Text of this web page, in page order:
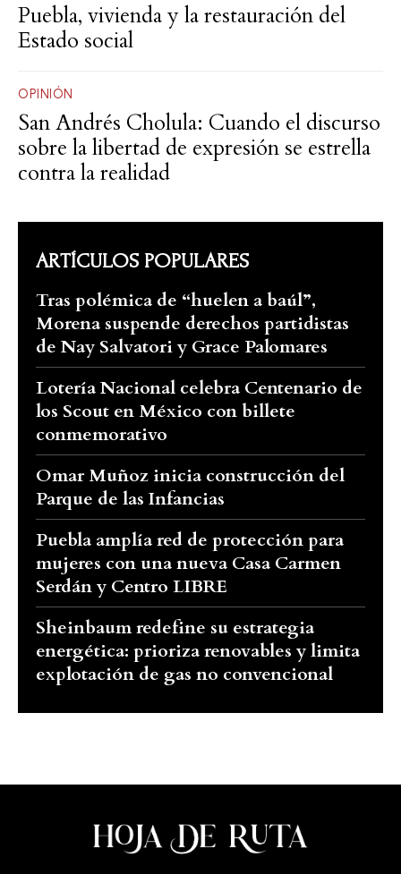
Puebla, vivienda y la restauración del
Estado social
OPINIÓN
San Andrés Cholula: Cuando el discurso
sobre la libertad de expresión se estrella
contra la realidad
ARTÍCULOS POPULARES
Tras polémica de “huelen a baúl”,
Morena suspende derechos partidistas
de Nay Salvatori y Grace Palomares
Lotería Nacional celebra Centenario de
los Scout en México con billete
conmemorativo
Omar Muñoz inicia construcción del
Parque de las Infancias
Puebla amplía red de protección para
mujeres con una nueva Casa Carmen
Serdán y Centro LIBRE
Sheinbaum redefine su estrategia
energética: prioriza renovables y limita
explotación de gas no convencional